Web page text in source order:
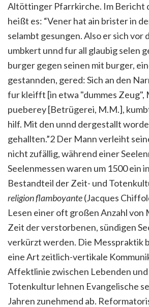
Altöttinger Pfarrkirche. Im Bericht
heißt es: “Vener hat ain brister in
selambt gesungen. Also er sich vor
umbkert unnd fur all glaubig selen
burger gegen seinen mit burger,
gestannden, gered: Sich an den
fur kleifft [in etwa "dummes Zeug",
pueberey [Betrügerei, M.M.],
hilf. Mit den unnd dergestallt
gehallten.”2 Der Mann verleiht
nicht zufällig, während einer
Seelenmessen waren um 1500 ein
Bestandteil der Zeit- und
religion flamboyante(Jacques
Lesen einer oft großen Anzahl von
Zeit der verstorbenen, sündigen
verkürzt werden. Die Messpraktik
eine Art zeitlich-vertikale
Affektlinie zwischen Lebenden
Totenkultur lehnen Evangelische
Jahren zunehmend ab.